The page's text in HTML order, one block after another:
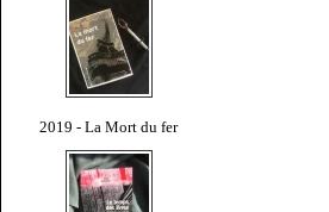
2019 - La Mort du fer